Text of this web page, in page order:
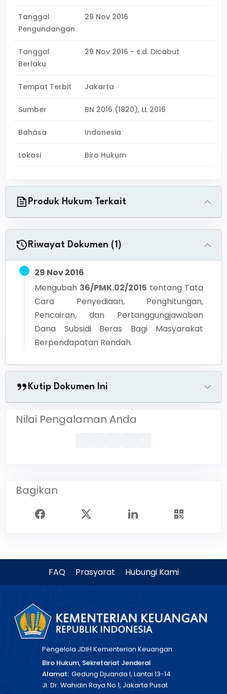
Tanggal
Pengundangan
29 Nov 2016
Tanggal
Berlaku
29 Nov 2016 - s.d. Dicabut
Tempat Terbit Jakarta
Sumber BN 2016 (1820), LL 2016
Bahasa Indonesia
Lokasi Biro Hukum
Produk Hukum Terkait
Riwayat Dokumen (1)
29 Nov 2016
Mengubah 36/PMK.02/2015 tentang Tata
Cara Penyediaan, Penghitungan,
Pencairan, dan Pertanggungjawaban
Dana Subsidi Beras Bagi Masyarakat
Berpendapatan Rendah.
Kutip Dokumen Ini
Nilai Pengalaman Anda
Bagikan
FAQ Prasyarat Hubungi Kami
Pengelola JDIH Kementerian Keuangan:
Biro Hukum, Sekretariat Jenderal
Alamat: Gedung Djuanda I, Lantai 13-14
Jl. Dr. Wahidin Raya No 1, Jakarta Pusat